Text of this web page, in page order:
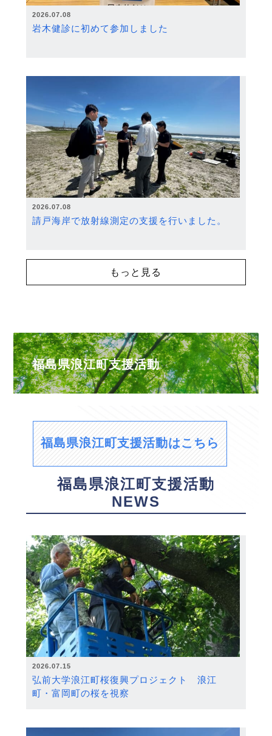
2026.07.08
岩木健診に初めて参加しました
2026.07.08
請戸海岸で放射線測定の支援を行いました。
もっと見る
福島県浪江町支援活動
福島県浪江町支援活動はこちら
福島県浪江町支援活動
NEWS
2026.07.15
弘前大学浪江町桜復興プロジェクト 浪江
町・富岡町の桜を視察